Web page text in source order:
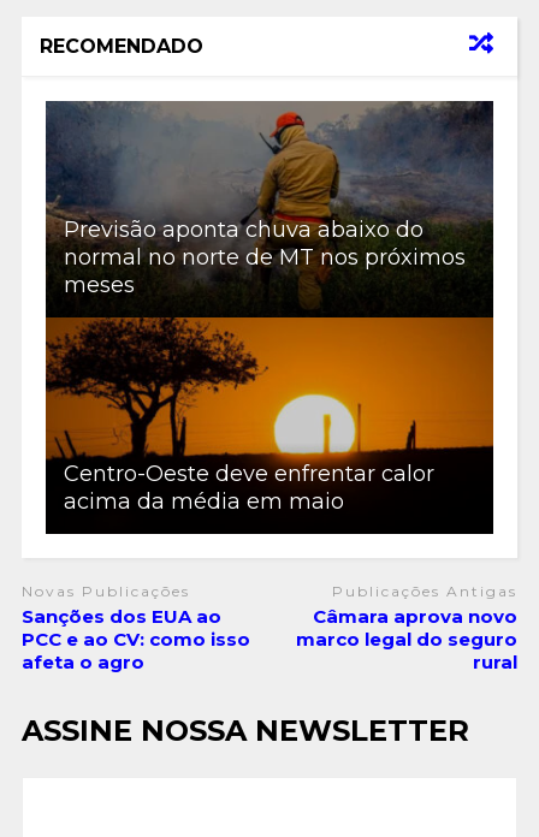
RECOMENDADO
Previsão aponta chuva abaixo do
normal no norte de MT nos próximos
meses
Centro-Oeste deve enfrentar calor
acima da média em maio
Novas Publicações
Sanções dos EUA ao
PCC e ao CV: como isso
afeta o agro
Publicações Antigas
Câmara aprova novo
marco legal do seguro
rural
ASSINE NOSSA NEWSLETTER